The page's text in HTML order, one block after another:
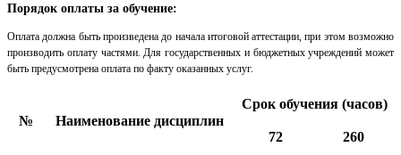
Порядок оплаты за обучение:
Оплата должна быть произведена до начала итоговой аттестации, при этом возможно
производить оплату частями. Для государственных и бюджетных учреждений может
быть предусмотрена оплата по факту оказанных услуг.
№ Наименование дисциплин
Срок обучения (часов)
72 260